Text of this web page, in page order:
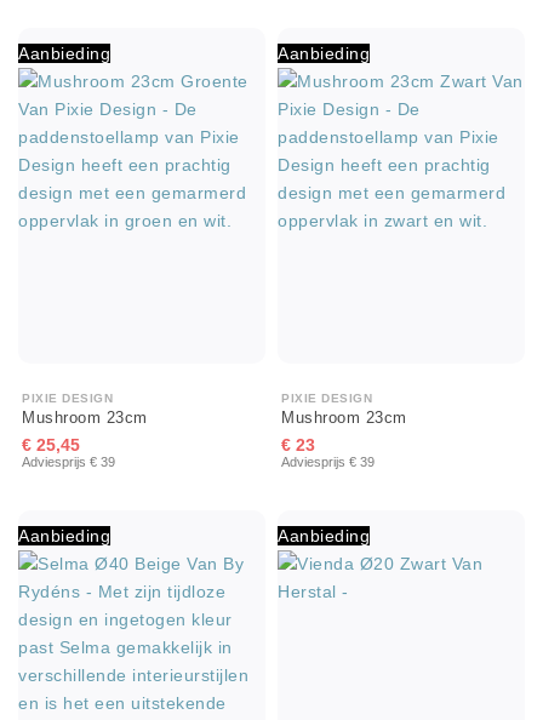
Aanbieding
PIXIE DESIGN
Mushroom 23cm
€ 25,45
Adviesprijs € 39
Aanbieding
PIXIE DESIGN
Mushroom 23cm
€ 23
Adviesprijs € 39
Aanbieding Aanbieding